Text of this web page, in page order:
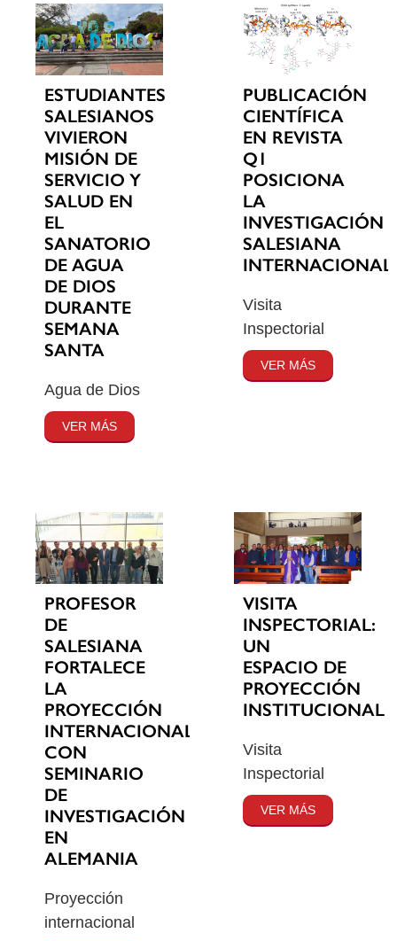
ESTUDIANTES
SALESIANOS
VIVIERON
MISIÓN DE
SERVICIO Y
SALUD EN
EL
SANATORIO
DE AGUA
DE DIOS
DURANTE
SEMANA
SANTA
Agua de Dios
VER MÁS
PUBLICACIÓN
CIENTÍFICA
EN REVISTA
Q1
POSICIONA
LA
INVESTIGACIÓN
SALESIANA
Visita
Inspectorial
VER MÁS
PROFESOR
DE
SALESIANA
FORTALECE
LA
PROYECCIÓN
INTERNACIONAL
CON
SEMINARIO
DE
INVESTIGACIÓN
EN
ALEMANIA
Proyección
internacional
VISITA
INSPECTORIAL:
UN
ESPACIO DE
PROYECCIÓN
INSTITUCIONAL
Visita
Inspectorial
VER MÁS